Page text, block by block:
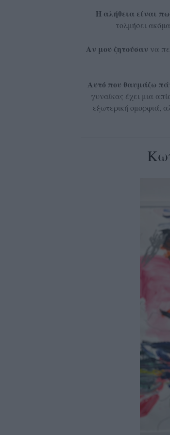
Η αλήθεια είναι
τολμήσει
Αν μου ζητούσαν να
Αυτό που θαυμάζω
γυναίκας έχει μια
εξωτερική ομορφιά,